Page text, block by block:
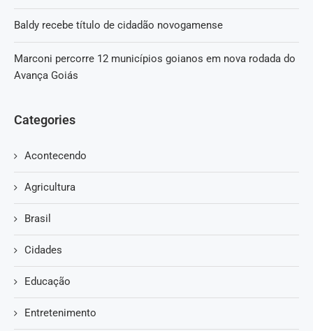
Baldy recebe título de cidadão novogamense
Marconi percorre 12 municípios goianos em nova rodada do
Avança Goiás
Categories
Acontecendo
Agricultura
Brasil
Cidades
Educação
Entretenimento